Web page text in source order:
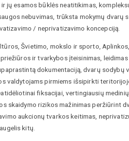
esamos būklės neatitikimas,
nebuvimas, trūksta mokymų dvarų
/ neprivatizavimo koncepciją.
Švietimo, mokslo ir sporto,
ir tvarkybos įteisinimas, leidimas
dokumentaciją, dvarų sodybų
valdytojams pirmiems išsipirkti
fiksacijai, vertingiausių
skaidymo rizikos mažinimas peržiūrint
aukcionų tvarkos keitimas,
kitų.